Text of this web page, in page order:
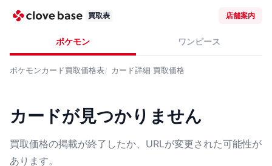
買取表 店舗案内
ポケモン ワンピース
ポケモンカード買取価格表 カード詳細 買取価格
カードが見つかりません
買取価格の掲載が終了したか、URLが変更された可能性が
あります。